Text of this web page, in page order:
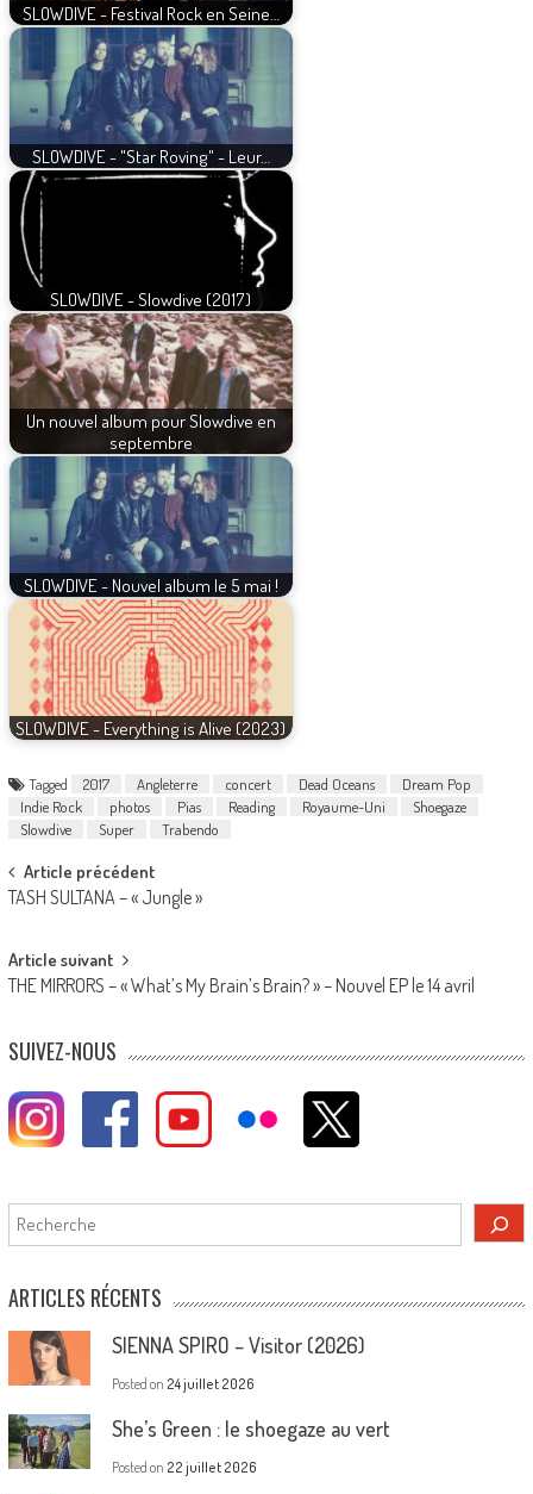
SLOWDIVE - Festival Rock en Seine…
SLOWDIVE - "Star Roving" - Leur…
SLOWDIVE - Slowdive (2017)
Un nouvel album pour Slowdive en
septembre
SLOWDIVE - Nouvel album le 5 mai !
SLOWDIVE - Everything is Alive (2023)
Tagged 2017 Angleterre concert Dead Oceans
Dream Pop
Indie Rock
photos Pias Reading Royaume-Uni
Shoegaze
Slowdive
Super Trabendo
Post
navigation
Article précédent
TASH SULTANA – « Jungle »
Article suivant
THE MIRRORS – « What’s My Brain’s Brain? » – Nouvel EP le 14 avril
SUIVEZ-NOUS
Rechercher
ARTICLES RÉCENTS
SIENNA SPIRO – Visitor (2026)
Posted on 24 juillet 2026
She’s Green : le shoegaze au vert
Posted on 22 juillet 2026